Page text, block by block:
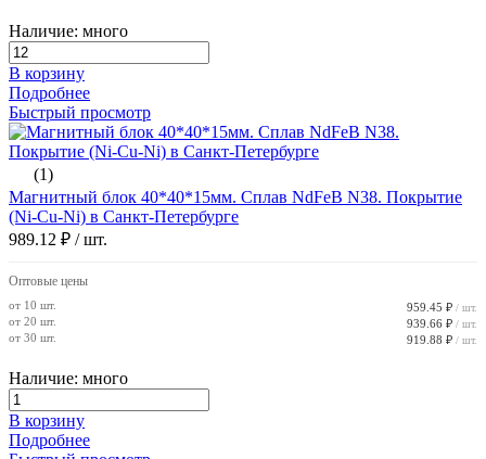
Наличие: много
В корзину
Подробнее
Быстрый просмотр
(1)
Магнитный блок 40*40*15мм. Сплав NdFeB N38. Покрытие
(Ni-Cu-Ni) в Санкт-Петербурге
989.12 ₽ / шт.
Оптовые цены
от 10 шт. 959.45 ₽ / шт.
от 20 шт. 939.66 ₽ / шт.
от 30 шт. 919.88 ₽ / шт.
Наличие: много
В корзину
Подробнее